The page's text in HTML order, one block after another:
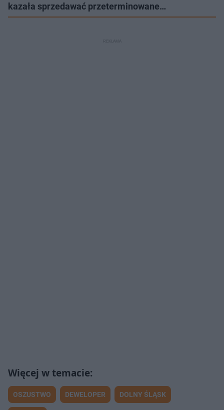
kazała sprzedawać przeterminowane…
OSZUSTWO DEWELOPER DOLNY ŚLĄSK